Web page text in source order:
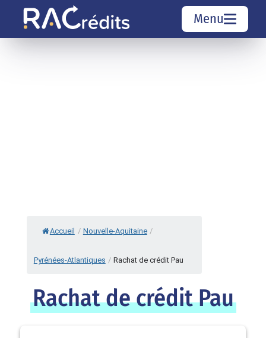
Menu
Accueil / Nouvelle-Aquitaine /
Pyrénées-Atlantiques / Rachat de crédit Pau
Rachat de crédit Pau